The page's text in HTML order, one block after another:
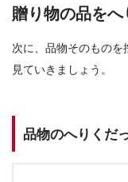
贈り物の品を
次に、品物そのものを
見ていきましょう。
品物のへりくだ